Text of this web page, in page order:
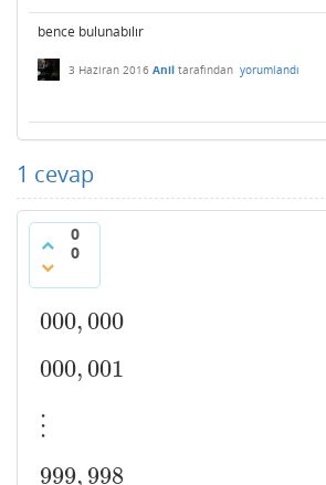
bence bulunabılır
3 Haziran 2016 Anil tarafından yorumlandı
1 cevap
0
0
000,000
000, 000
000,001
000, 001
⋮⋮
999, 998
999, 998